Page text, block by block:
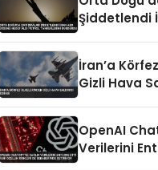
Şiddetlendi
İran’a
Gizli Hava
OpenAI
Verilerini